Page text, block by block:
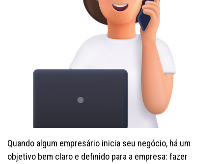
Quando algum empresário inicia seu negócio, há um
objetivo bem claro e definido para a empresa: fazer